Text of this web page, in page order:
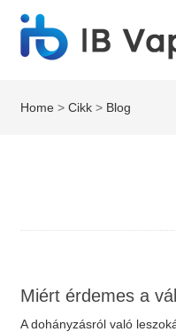
Home >Cikk > Blog
Miért érdemes a
A dohányzásról való